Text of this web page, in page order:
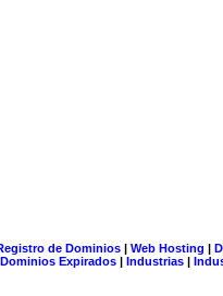
de Dominios| Web Hosting |
Dominios Expirados | Industrias |